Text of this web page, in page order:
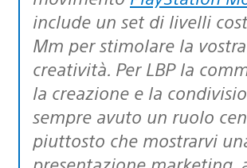
include un set di livelli
Mm per stimolare la vostra
creatività. Per LBP la
la creazione e la
sempre avuto un ruolo
piuttosto che mostrarvi
presentazione marketing,